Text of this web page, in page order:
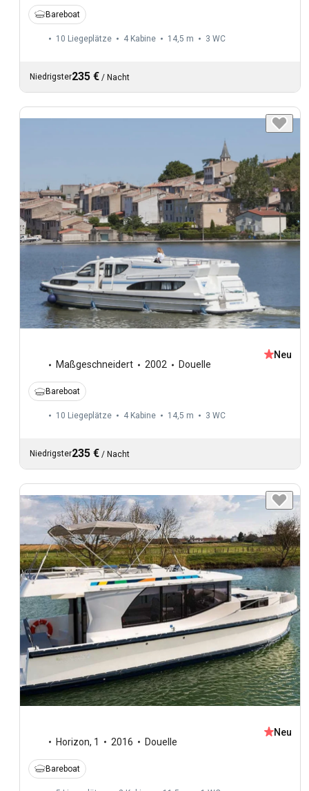
Bareboat
10 Liegeplätze 4 Kabine 14,5 m 3 WC
Niedrigster235 € / Nacht
Maßgeschneidert 2002 Douelle
Neu
Bareboat
10 Liegeplätze 4 Kabine 14,5 m 3 WC
Niedrigster235 € / Nacht
Horizon, 1 2016 Douelle
Neu
Bareboat